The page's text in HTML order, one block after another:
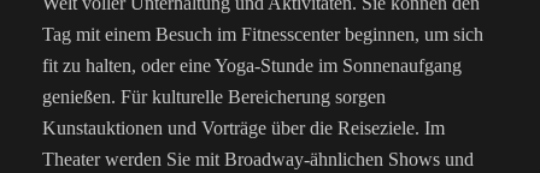
Tag mit einem Besuch im Fitnesscenter beginnen, um sich
fit zu halten, oder eine Yoga-Stunde im Sonnenaufgang
genießen. Für kulturelle Bereicherung sorgen
Kunstauktionen und Vorträge über die Reiseziele. Im
Theater werden Sie mit Broadway-ähnlichen Shows und